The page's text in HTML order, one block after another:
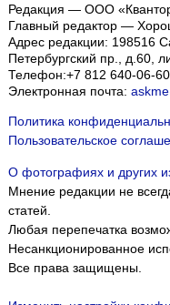
Редакция — ООО
Главный редактор —
Адрес редакции: 198516
Петербургский пр., д.60,
Телефон:+7 812 640-06-60
Электронная почта:
Политика
Пользовательское
О фотографиях и других
Мнение редакции не
статей.
Любая перепечатка
Несанкционированное
Все права защищены.